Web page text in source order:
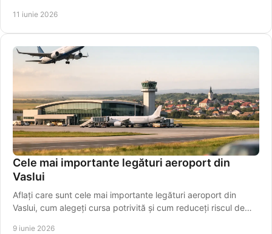
11 iunie 2026
Cele mai importante legături aeroport din
Vaslui
Aflați care sunt cele mai importante legături aeroport din
Vaslui, cum alegeți cursa potrivită și cum reduceți riscul de
9 iunie 2026